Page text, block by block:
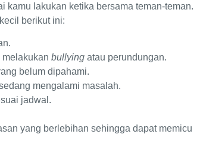
kamu lakukan ketika bersama teman-teman.
berikut ini:
bullying atau perundungan.
belum dipahami.
mengalami masalah.
jadwal.
yang berlebihan sehingga dapat memicu